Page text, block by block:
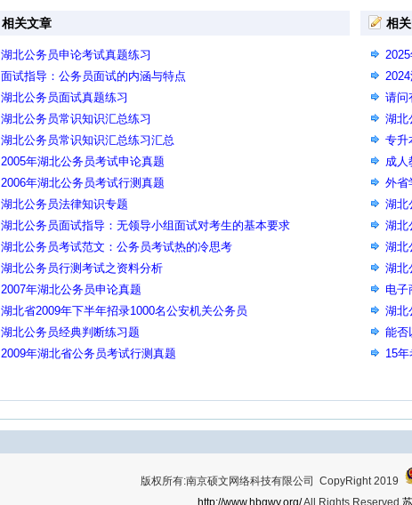
相关文章
湖北公务员申论考试真题练习
面试指导：公务员面试的内涵与特点
湖北公务员面试真题练习
湖北公务员常识知识汇总练习
湖北公务员常识知识汇总练习汇总
2005年湖北公务员考试申论真题
2006年湖北公务员考试行测真题
湖北公务员法律知识专题
湖北公务员面试指导：无领导小组面试对考生的基本要求
湖北公务员考试范文：公务员考试热的冷思考
湖北公务员行测考试之资料分析
2007年湖北公务员申论真题
湖北省2009年下半年招录1000名公安机关公务员
湖北公务员经典判断练习题
2009年湖北省公务员考试行测真题
相
请问
湖北
专升
成人
外省
湖北
湖北
湖北
湖北
电子
湖北
能否
15
版权所有:南京硕文网络科技有限公司 CopyRight 2019
http://www.hbgwy.org/All Rights Reserved